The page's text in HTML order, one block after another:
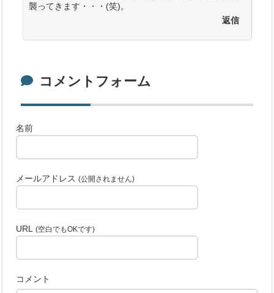
襲ってきます・・・(笑)。
返信
コメントフォーム
名前
メールアドレス(公開されません)
URL(空白でもOKです)
コメント